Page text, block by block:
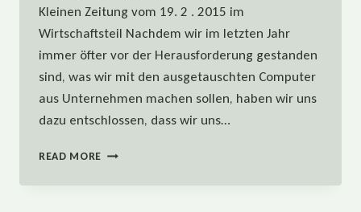
Kleinen Zeitung vom 19. 2 . 2015 im
Wirtschaftsteil Nachdem wir im letzten Jahr
immer öfter vor der Herausforderung gestanden
sind, was wir mit den ausgetauschten Computer
aus Unternehmen machen sollen, haben wir uns
dazu entschlossen, dass wir uns…
READ MORE ARTIKEL